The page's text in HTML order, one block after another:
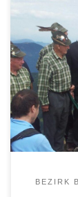
Die drei
2015“ zum
einer
BEZIRK